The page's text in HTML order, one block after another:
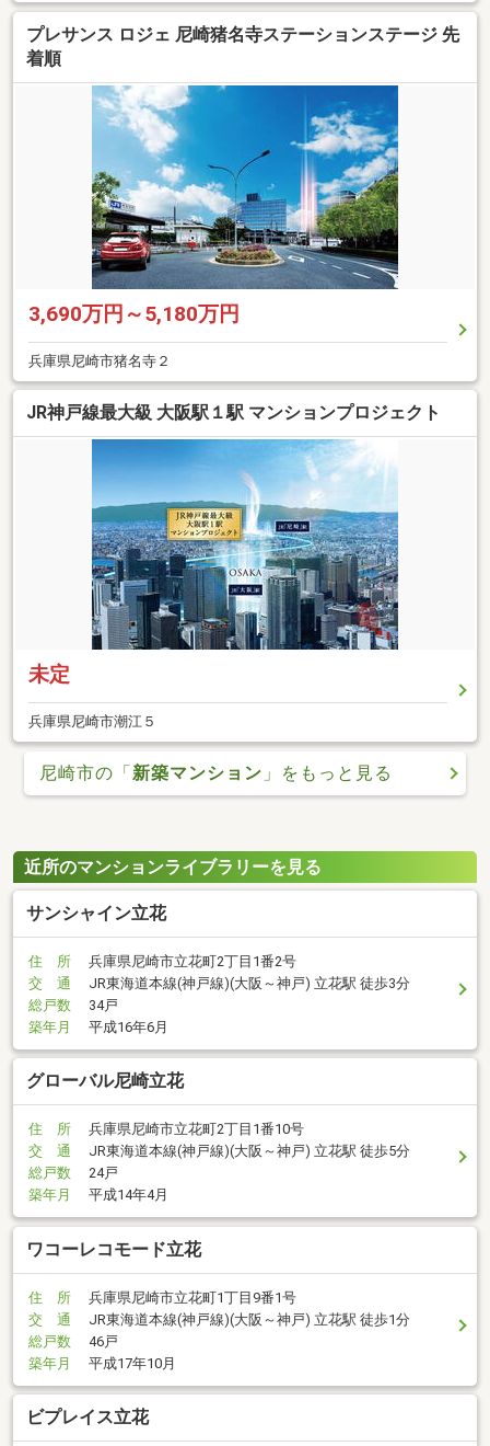
プレサンス ロジェ 尼崎猪名寺ステーションステージ 先
着順
3,690万円～5,180万円
兵庫県尼崎市猪名寺２
JR神戸線最大級 大阪駅１駅 マンションプロジェクト
未定
兵庫県尼崎市潮江５
尼崎市の「新築マンション 」をもっと見る
近所のマンションライブラリーを見る
サンシャイン立花
住 所
兵庫県尼崎市立花町2丁目1番2号
交 通
JR東海道本線(神戸線)(大阪～神戸) 立花駅 徒歩3分
総戸数
34戸
築年月
平成16年6月
グローバル尼崎立花
住 所
兵庫県尼崎市立花町2丁目1番10号
交 通
JR東海道本線(神戸線)(大阪～神戸) 立花駅 徒歩5分
総戸数
24戸
築年月
平成14年4月
ワコーレコモード立花
住 所
兵庫県尼崎市立花町1丁目9番1号
交 通
JR東海道本線(神戸線)(大阪～神戸) 立花駅 徒歩1分
総戸数
46戸
築年月
平成17年10月
ビプレイス立花